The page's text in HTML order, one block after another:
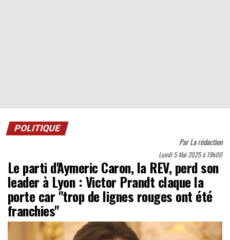
POLITIQUE
ParLa rédaction
Lundi 5 Mai 2025 à 19h00
Le parti d'Aymeric Caron, la REV, perd son
leader à Lyon : Victor Prandt claque la
porte car "trop de lignes rouges ont été
franchies"